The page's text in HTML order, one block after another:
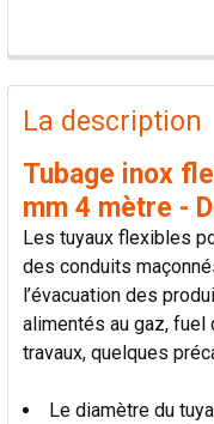
PRODUITS
FRÉQUEMMENT
ACHETÉS
SÉLECTIONNER
AJOUTER
LA
SÉLECTION
AU PANIER
La description
Tubage inox
mm 4 mètre -
Les tuyaux flexibles
des conduits
l’évacuation des
alimentés au gaz,
travaux, quelques
Le diamètre du